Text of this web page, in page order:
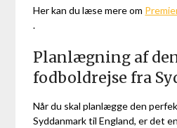
Her kan du læse mere om
.
Planlægning af
fodboldrejse fra
Når du skal planlægge den
Syddanmark til England, er det